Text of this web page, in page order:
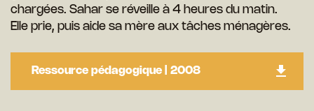
chargées. Sahar se réveille à 4 heures du matin.
Elle prie, puis aide sa mère aux tâches ménagères.
Ressource pédagogique | 2008